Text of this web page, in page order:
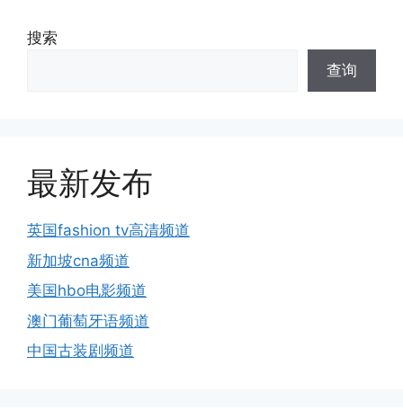
搜索
查询
最新发布
英国fashion tv高清频道
新加坡cna频道
美国hbo电影频道
澳门葡萄牙语频道
中国古装剧频道